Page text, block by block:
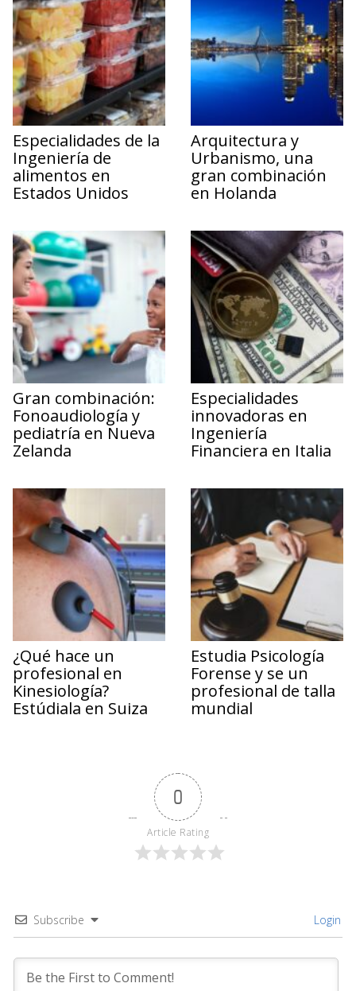
Especialidades de la
Ingeniería de
alimentos en
Estados Unidos
Arquitectura y
Urbanismo, una
gran combinación
en Holanda
Gran combinación:
Fonoaudiología y
pediatría en Nueva
Zelanda
Especialidades
innovadoras en
Ingeniería
Financiera en Italia
¿Qué hace un
profesional en
Kinesiología?
Estúdiala en Suiza
Estudia Psicología
Forense y se un
profesional de talla
mundial
0
Article Rating
Subscribe Login